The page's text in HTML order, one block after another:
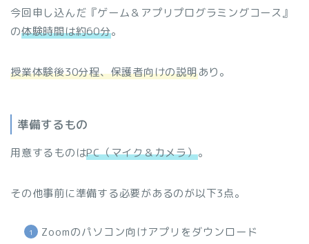
今回申し込んだ『ゲーム＆アプリプログラミングコース』
の体験時間は約60分。
授業体験後30分程、保護者向けの説明あり。
準備するもの
用意するものはPC（マイク＆カメラ）。
その他事前に準備する必要があるのが以下3点。
Zoomのパソコン向けアプリをダウンロード